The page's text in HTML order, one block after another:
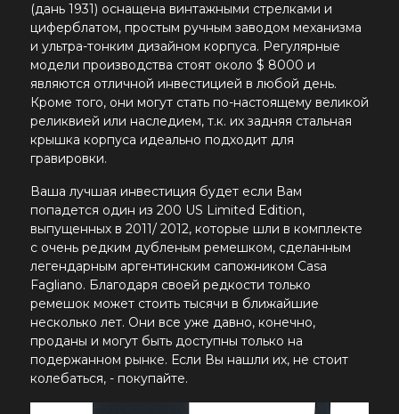
(дань 1931) оснащена винтажными стрелками и
циферблатом, простым ручным заводом механизма
и ультра-тонким дизайном корпуса. Регулярные
модели производства стоят около $ 8000 и
являются отличной инвестицией в любой день.
Кроме того, они могут стать по-настоящему великой
реликвией или наследием, т.к. их задняя стальная
крышка корпуса идеально подходит для
гравировки.
Ваша лучшая инвестиция будет если Вам
попадется один из 200 US Limited Edition,
выпущенных в 2011/ 2012, которые шли в комплекте
с очень редким дубленым ремешком, сделанным
легендарным аргентинским сапожником Casa
Fagliano. Благодаря своей редкости только
ремешок может стоить тысячи в ближайшие
несколько лет. Они все уже давно, конечно,
проданы и могут быть доступны только на
подержанном рынке. Если Вы нашли их, не стоит
колебаться, - покупайте.